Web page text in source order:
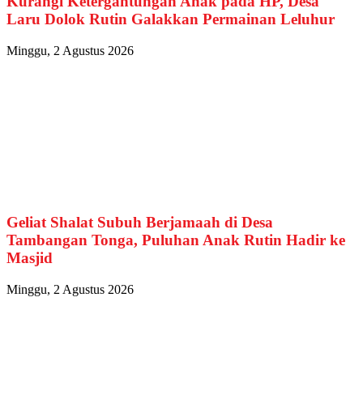
Laru Dolok Rutin Galakkan Permainan Leluhur
Minggu, 2 Agustus 2026
Geliat Shalat Subuh Berjamaah di Desa
Tambangan Tonga, Puluhan Anak Rutin Hadir ke
Masjid
Minggu, 2 Agustus 2026